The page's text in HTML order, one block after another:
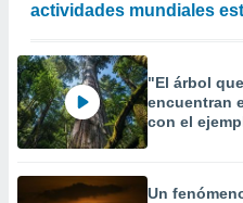
actividades mundiales
"El árbol
encuentran
con el
Un